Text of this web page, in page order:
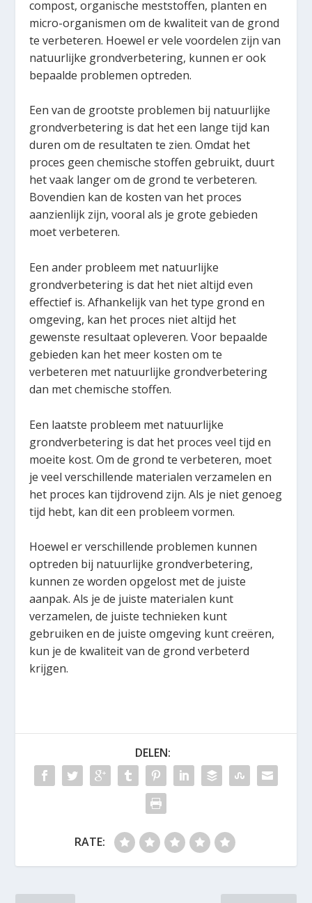
compost, organische meststoffen, planten en
micro-organismen om de kwaliteit van de grond
te verbeteren. Hoewel er vele voordelen zijn van
natuurlijke grondverbetering, kunnen er ook
bepaalde problemen optreden.
Een van de grootste problemen bij natuurlijke
grondverbetering is dat het een lange tijd kan
duren om de resultaten te zien. Omdat het
proces geen chemische stoffen gebruikt, duurt
het vaak langer om de grond te verbeteren.
Bovendien kan de kosten van het proces
aanzienlijk zijn, vooral als je grote gebieden
moet verbeteren.
Een ander probleem met natuurlijke
grondverbetering is dat het niet altijd even
effectief is. Afhankelijk van het type grond en
omgeving, kan het proces niet altijd het
gewenste resultaat opleveren. Voor bepaalde
gebieden kan het meer kosten om te
verbeteren met natuurlijke grondverbetering
dan met chemische stoffen.
Een laatste probleem met natuurlijke
grondverbetering is dat het proces veel tijd en
moeite kost. Om de grond te verbeteren, moet
je veel verschillende materialen verzamelen en
het proces kan tijdrovend zijn. Als je niet genoeg
tijd hebt, kan dit een probleem vormen.
Hoewel er verschillende problemen kunnen
optreden bij natuurlijke grondverbetering,
kunnen ze worden opgelost met de juiste
aanpak. Als je de juiste materialen kunt
verzamelen, de juiste technieken kunt
gebruiken en de juiste omgeving kunt creëren,
kun je de kwaliteit van de grond verbeterd
krijgen.
DELEN:
RATE: